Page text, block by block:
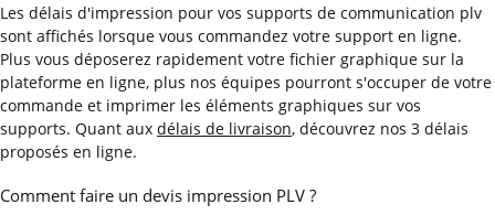
Les délais d'impression pour vos supports de communication plv
sont affichés lorsque vous commandez votre support en ligne.
Plus vous déposerez rapidement votre fichier graphique sur la
plateforme en ligne, plus nos équipes pourront s'occuper de votre
commande et imprimer les éléments graphiques sur vos
supports. Quant aux délais de livraison, découvrez nos 3 délais
proposés en ligne.
Comment faire un devis impression PLV ?